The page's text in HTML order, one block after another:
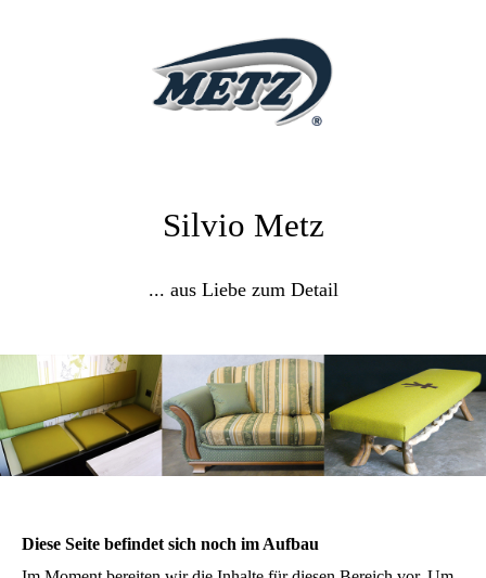
Silvio Metz
... aus Liebe zum Detail
Diese Seite befindet sich noch im Aufbau